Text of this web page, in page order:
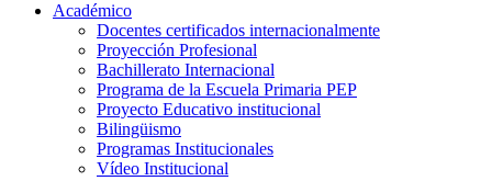
Académico
Docentes certificados internacionalmente
Proyección Profesional
Bachillerato Internacional
Programa de la Escuela Primaria PEP
Proyecto Educativo institucional
Bilingüismo
Programas Institucionales
Vídeo Institucional